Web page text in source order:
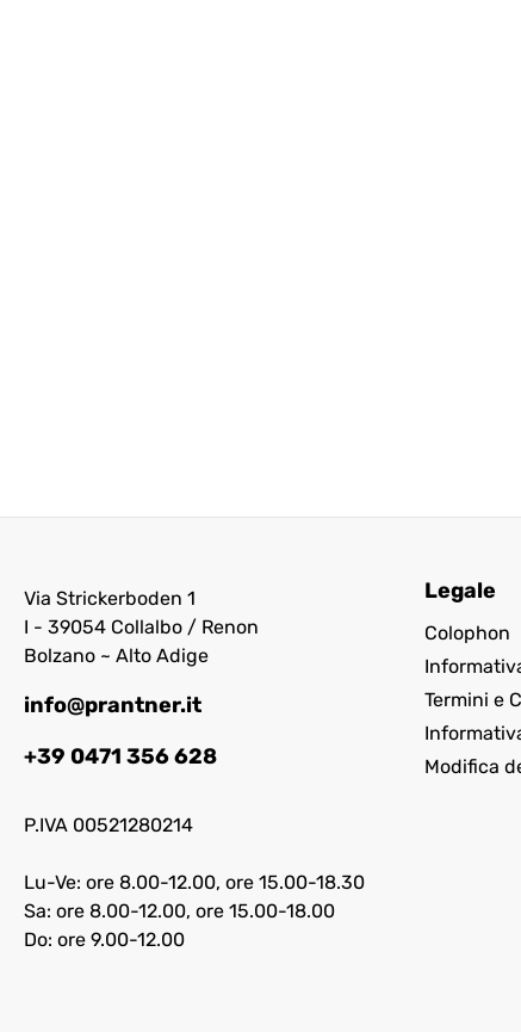
Via Strickerboden 1
I - 39054 Collalbo / Renon
Bolzano ~ Alto Adige
info@prantner.it
+39 0471 356 628
P.IVA 00521280214
Lu-Ve: ore 8.00-12.00, ore 15.00-18.30
Sa: ore 8.00-12.00, ore 15.00-18.00
Do: ore 9.00-12.00
Legale
Colophon
Termini e
Modifica